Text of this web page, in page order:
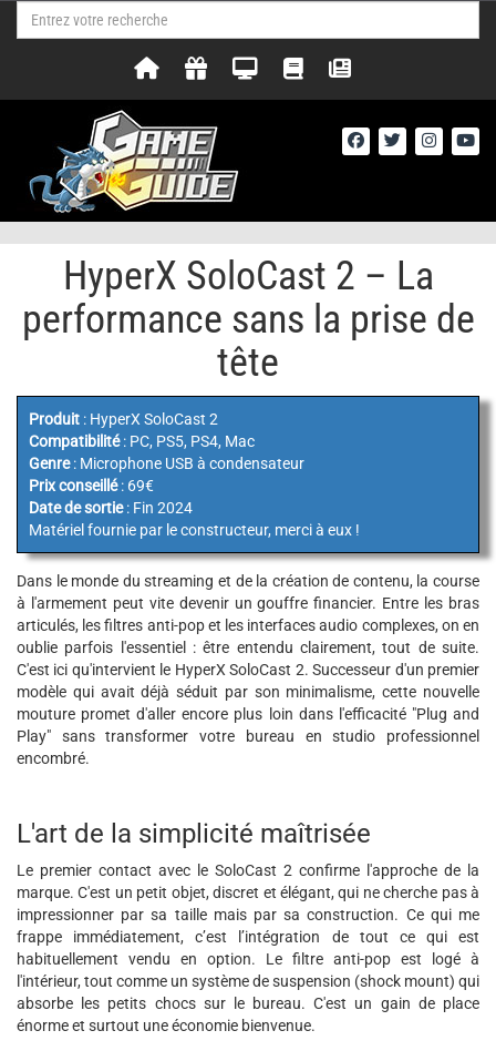
HyperX SoloCast 2 – La
performance sans la prise de
tête
Produit : HyperX SoloCast 2
Compatibilité: PC, PS5, PS4, Mac
Genre: Microphone USB à condensateur
Prix conseillé: 69€
Date de sortie: Fin 2024
Matériel fournie par le constructeur, merci à eux !
Dans le monde du streaming et de la création de contenu, la course
à l'armement peut vite devenir un gouffre financier. Entre les bras
articulés, les filtres anti-pop et les interfaces audio complexes, on en
oublie parfois l'essentiel : être entendu clairement, tout de suite.
C'est ici qu'intervient le HyperX SoloCast 2. Successeur d'un premier
modèle qui avait déjà séduit par son minimalisme, cette nouvelle
mouture promet d'aller encore plus loin dans l'efficacité "Plug and
Play" sans transformer votre bureau en studio professionnel
encombré.
L'art de la simplicité maîtrisée
Le premier contact avec le SoloCast 2 confirme l'approche de la
marque. C'est un petit objet, discret et élégant, qui ne cherche pas à
impressionner par sa taille mais par sa construction. Ce qui me
frappe immédiatement, c’est l’intégration de tout ce qui est
habituellement vendu en option. Le filtre anti-pop est logé à
l'intérieur, tout comme un système de suspension (shock mount) qui
absorbe les petits chocs sur le bureau. C'est un gain de place
énorme et surtout une économie bienvenue.